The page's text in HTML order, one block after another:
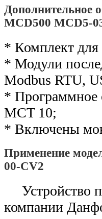
Дополнительное
MCD500 MCD5-
* Комплект для
* Модули
Modbus RTU,
* Программное
MCT 10;
* Включены
Применение
00-CV2
Устройство
компании